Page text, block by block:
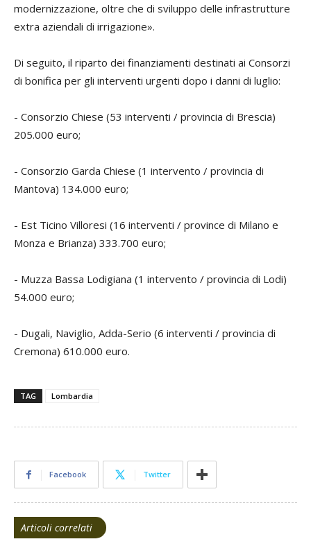
modernizzazione, oltre che di sviluppo delle infrastrutture
extra aziendali di irrigazione».
Di seguito, il riparto dei finanziamenti destinati ai Consorzi
di bonifica per gli interventi urgenti dopo i danni di luglio:
- Consorzio Chiese (53 interventi / provincia di Brescia)
205.000 euro;
- Consorzio Garda Chiese (1 intervento / provincia di
Mantova) 134.000 euro;
- Est Ticino Villoresi (16 interventi / province di Milano e
Monza e Brianza) 333.700 euro;
- Muzza Bassa Lodigiana (1 intervento / provincia di Lodi)
54.000 euro;
- Dugali, Naviglio, Adda-Serio (6 interventi / provincia di
Cremona) 610.000 euro.
TAG Lombardia
Facebook Twitter
Articoli correlati